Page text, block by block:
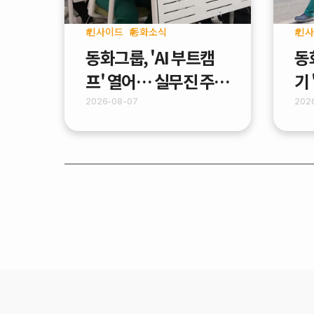
인사이드 동화소식
동화그룹, 'AI 부트캠
프' 열어… 실무진 주도
AX 가속화
2026-08-07
인
동
기